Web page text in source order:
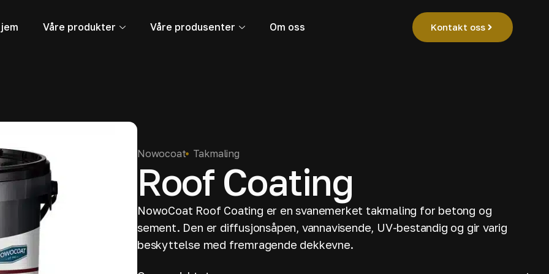
Våre produkter Våre produsenter Om oss Kontakt oss
Nowocoat Takmaling
Roof Coating
NowoCoat Roof Coating er en svanemerket takmaling for betong og
sement. Den er diffusjonsåpen, vannavisende, UV-bestandig og gir varig
beskyttelse med fremragende dekkevne.